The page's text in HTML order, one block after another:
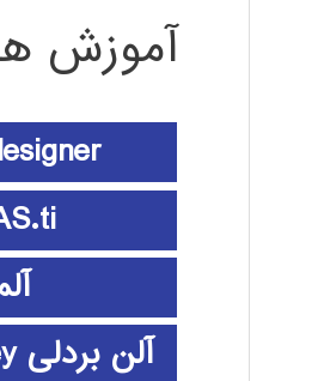
آموزش
آلن بردلی Allen bradley